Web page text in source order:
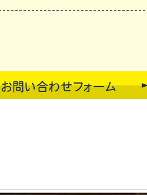
お問い合わせフォーム